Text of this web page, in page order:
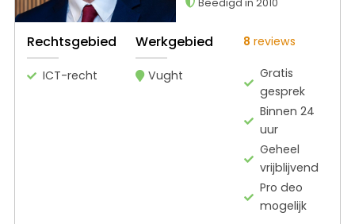
Rechtsgebied
ICT-recht
Werkgebied
Vught
8 reviews
Gratis
gesprek
Binnen 24
uur
Geheel
vrijblijvend
Pro deo
mogelijk